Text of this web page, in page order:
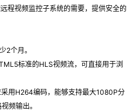
视频监控子系统的需要，提供安全的
2个月。
标准的HLS视频流，可直接用于浏
用H264编码，能够支持最大1080P分
频输出。